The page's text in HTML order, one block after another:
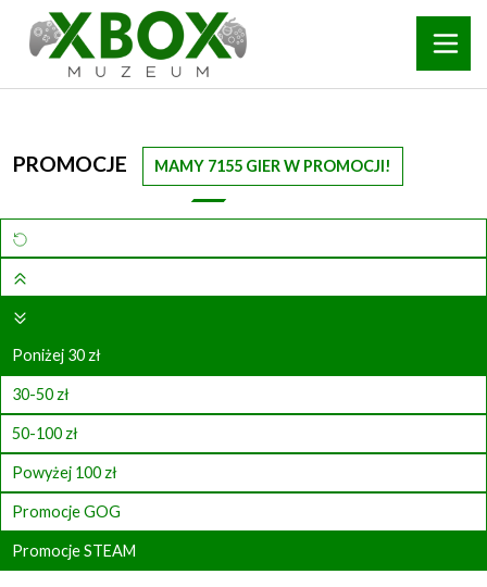
PROMOCJE MAMY 7155 GIER W PROMOCJI!
Poniżej 30 zł
30-50 zł
50-100 zł
Powyżej 100 zł
Promocje GOG
Promocje STEAM